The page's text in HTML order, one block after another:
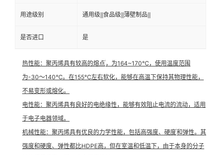
用途级别 通用级|||食品级|||薄壁制品|||
是否进口 是
热性能：聚丙烯具有较高的熔点 ，为164~170℃，使用温度范围
为-30～140℃。在155℃左右软化，能够在高温下保持其物理性能，
不易变形或熔化。
电性能：聚丙烯具有良好的电绝缘性，能够有效阻止电流的流动，适用
于电子电器领域。
机械性能：聚丙烯具有优良的力学性能，包括高强度、硬度和弹性。其
强度和硬度、弹性都比HDPE高，但在室温和低温下，由于本身的分子